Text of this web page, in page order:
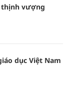
thịnh vượng
dục Việt Nam